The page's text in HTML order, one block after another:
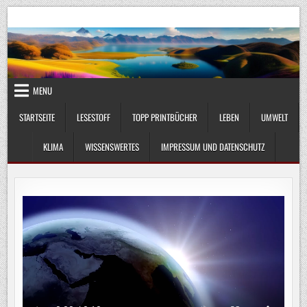
Skip
to
content
UmweltKlima.com
MENU
STARTSEITE
LESESTOFF TOPP PRINTBÜCHER LEBEN UMWELT
KLIMA WISSENSWERTES IMPRESSUM UND DATENSCHUTZ